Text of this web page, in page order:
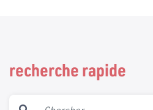
recherche rapide